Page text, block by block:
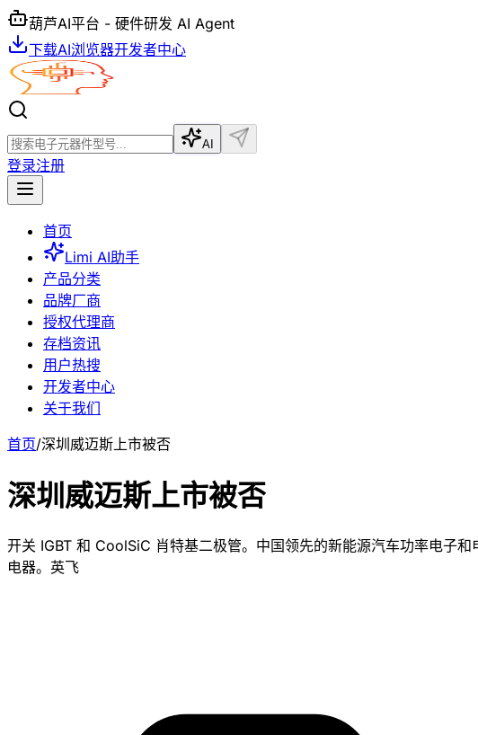
葫芦AI平台 - 硬件研发 AI Agent
下载AI浏览器开发者中心
AI
登录注册
首页
Limi AI助手
产品分类
品牌厂商
授权代理商
存档资讯
用户热搜
开发者中心
关于我们
首页/深圳威迈斯上市被否
深圳威迈斯上市被否
开关 IGBT 和 CoolSiC 肖特基二极管。中国领先的新能源汽车功率电子
电器。英飞